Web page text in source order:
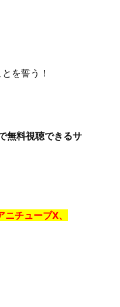
を誓う！
無料視聴できるサ
チューブX、